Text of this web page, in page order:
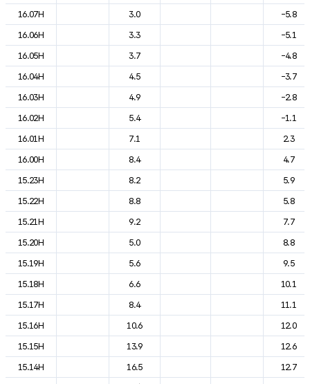
16.07H
3.0
-5.8
16.06H
3.3
-5.1
16.05H
3.7
-4.8
16.04H
4.5
-3.7
16.03H
4.9
-2.8
16.02H
5.4
-1.1
16.01H
7.1
2.3
16.00H
8.4
4.7
15.23H
8.2
5.9
15.22H
8.8
5.8
15.21H
9.2
7.7
15.20H
5.0
8.8
15.19H
5.6
9.5
15.18H
6.6
10.1
15.17H
8.4
11.1
15.16H
10.6
12.0
15.15H
13.9
12.6
15.14H
16.5
12.7